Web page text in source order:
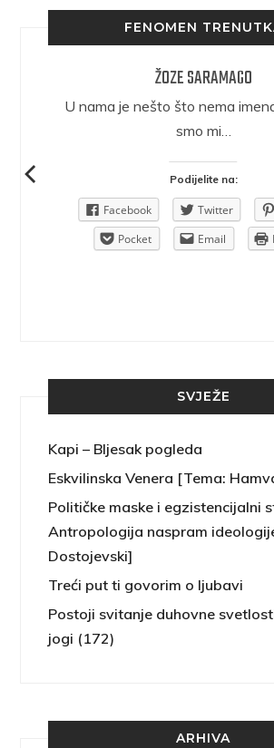
FENOMEN
ŽOZE SARAMAGO
U nama je nešto što nema
smo mi…
Podijelite na:
Facebook Twitter
Pocket
Email
SVJEŽE
Kapi – Bljesak pogleda
Eskvilinska Venera [Tema:
Političke maske i egzistencijalni
Antropologija naspram
Dostojevski]
Treći put ti govorim o ljubavi
Postoji svitanje duhovne
jogi (172)
ARHIVA